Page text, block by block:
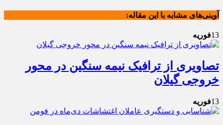
آوینی‌های مشابه با این مقاله:
13فوریه
تصاویری از ترافیک نیمه سنگین در محور
خروجی گیلان
13فوریه